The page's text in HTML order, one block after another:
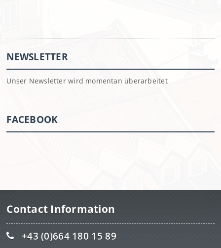
NEWSLETTER
Unser Newsletter wird momentan überarbeitet
FACEBOOK
Contact Information
+43 (0)664 180 15 89